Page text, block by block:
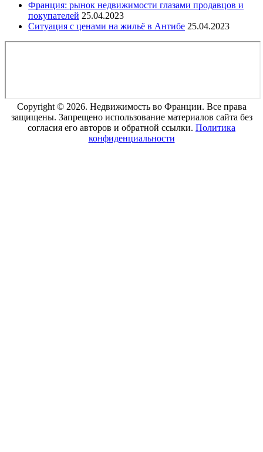
Франция: рынок недвижимости глазами продавцов и
покупателей 25.04.2023
Ситуация с ценами на жильё в Антибе 25.04.2023
Copyright © 2026. Недвижимость во Франции. Все права
защищены. Запрещено использование материалов сайта без
согласия его авторов и обратной ссылки. Политика
конфиденциальности